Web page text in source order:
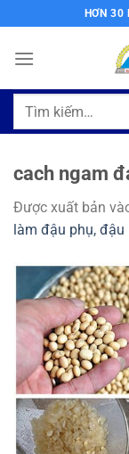
qua
nội
HƠN 30
Tìm
cach ngam
Được xuất bản
làm đậu phụ,